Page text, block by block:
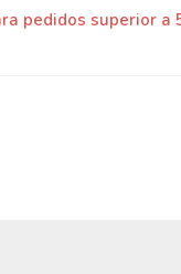
pedidos superior a